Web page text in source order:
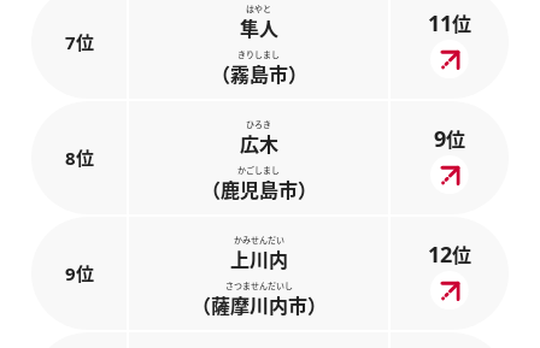
7位
はやと
隼人
きりしまし
（霧島市）
11位
8位
ひろき
広木
かごしまし
（鹿児島市）
9位
9位
かみせんだい
上川内
さつませんだいし
（薩摩川内市）
12位